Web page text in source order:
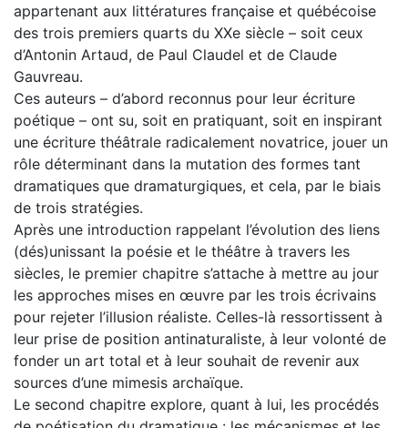
appartenant aux littératures française et québécoise
des trois premiers quarts du XXe siècle – soit ceux
d’Antonin Artaud, de Paul Claudel et de Claude
Gauvreau.
Ces auteurs – d’abord reconnus pour leur écriture
poétique – ont su, soit en pratiquant, soit en inspirant
une écriture théâtrale radicalement novatrice, jouer un
rôle déterminant dans la mutation des formes tant
dramatiques que dramaturgiques, et cela, par le biais
de trois stratégies.
Après une introduction rappelant l’évolution des liens
(dés)unissant la poésie et le théâtre à travers les
siècles, le premier chapitre s’attache à mettre au jour
les approches mises en œuvre par les trois écrivains
pour rejeter l’illusion réaliste. Celles-là ressortissent à
leur prise de position antinaturaliste, à leur volonté de
fonder un art total et à leur souhait de revenir aux
sources d’une mimesis archaïque.
Le second chapitre explore, quant à lui, les procédés